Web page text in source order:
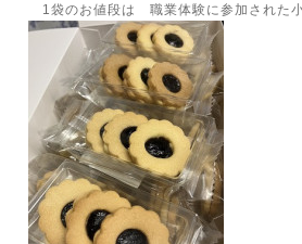
1袋のお値段は 職業体験に参加された